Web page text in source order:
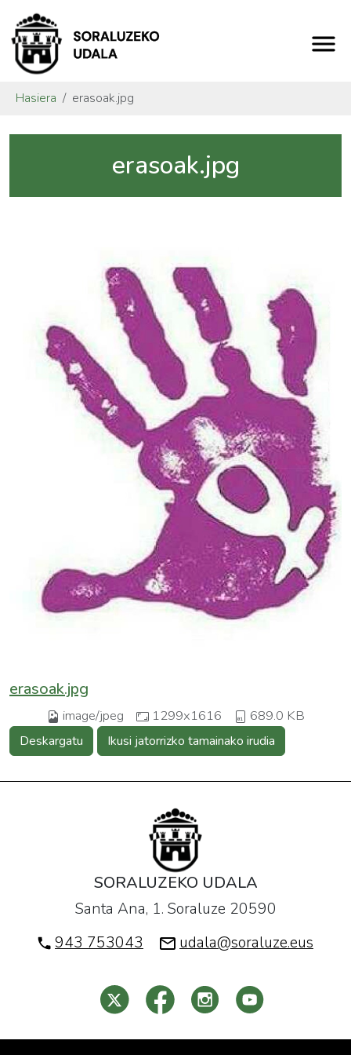
Hasiera erasoak.jpg
erasoak.jpg
erasoak.jpg
image/jpeg 1299x1616 689.0 KB
Deskargatu Ikusi jatorrizko tamainako irudia
SORALUZEKO UDALA
Santa Ana, 1. Soraluze 20590
943 753043
udala@soraluze.eus